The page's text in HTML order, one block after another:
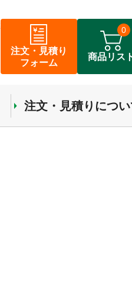
注文・見積り
フォーム
商品リス
0
注文・見積りにつ